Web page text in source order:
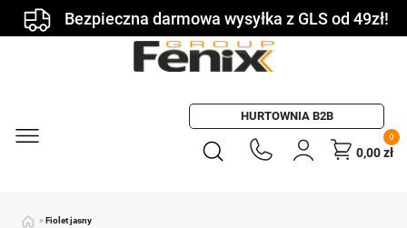
Bezpieczna darmowa wysyłka z GLS od 49zł!
HURTOWNIA B2B
0
0,00zł
» Fiolet jasny